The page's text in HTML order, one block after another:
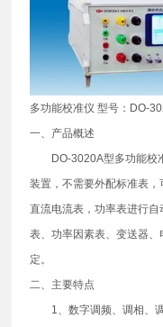
多功能校准仪 型号：DO-
一、产品概述
DO-3020A型多功能校准
装置，不需要外配标准表
直流电流表，功率表进行
表、功率因素表、变送器
定。
二、主要特点
1、数字调频、调相、调